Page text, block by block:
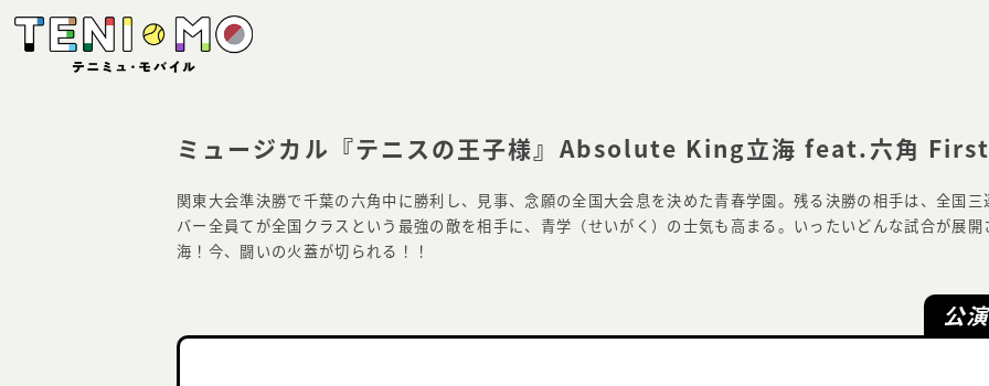
ミュージカル『テニスの王子様』Absolute King立海 feat.六角
関東大会準決勝で千葉の六角中に勝利し、見事、念願の全国大会息を決めた青春学園。残る決勝の相手は、全国
バー全員てが全国クラスという最強の敵を相手に、青学（せいがく）の士気も高まる。いったいどんな試合が展
海！今、闘いの火蓋が切られる！！
公